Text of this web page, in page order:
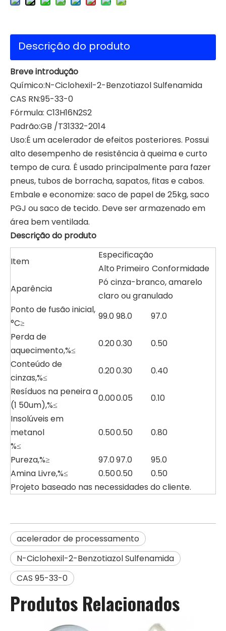
Descrição do produto
Breve introdução
Químico:N-Ciclohexil-2-Benzotiazol Sulfenamida
CAS RN:95-33-0
Fórmula: C13H16N2S2
Padrão:GB /T31332-2014
Uso:É um acelerador de efeitos posteriores. Possui
alto desempenho de resistência à queima e curto
tempo de cura. É usado principalmente para fazer
pneus, tubos de borracha, sapatos, fitas e cabos.
Embale e economize: saco de papel de 25kg, saco
PGJ ou saco de tecido. Deve ser armazenado em
área bem ventilada.
Descrição do produto
Item
Especificação
Alto Primeiro Conformidade
Aparência
Pó cinza-branco, amarelo
claro ou granulado
Ponto de fusão inicial,
°C≥
99.098.0
97.0
Perda de
aquecimento,%≤
0.200.30
0.50
Conteúdo de
cinzas,%≤
0.200.30
0.40
Resíduos na peneira a
(1 50um),%≤
0.000.05
0.10
Insolúveis em
metanol
%≤
0.500.50 0.80
Pureza,%≥ 97.097.0
95.0
Amina Livre,%≤
0.500.50
0.50
Projeto baseado nas necessidades do cliente.
acelerador de processamento
N-Ciclohexil-2-Benzotiazol Sulfenamida
CAS 95-33-0
Produtos Relacionados